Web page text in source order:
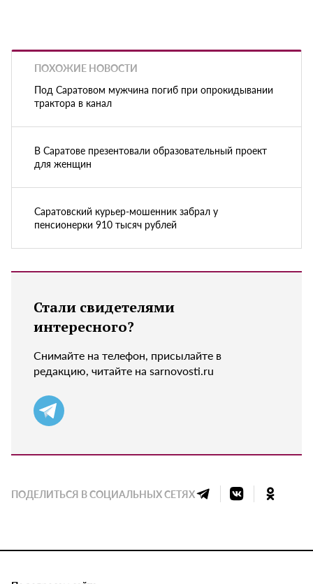
ПОХОЖИЕ НОВОСТИ
Под Саратовом мужчина погиб при опрокидывании
трактора в канал
В Саратове презентовали образовательный проект
для женщин
Саратовский курьер-мошенник забрал у
пенсионерки 910 тысяч рублей
Стали свидетелями
интересного?
Снимайте на телефон, присылайте в
редакцию, читайте на sarnovosti.ru
ПОДЕЛИТЬСЯ В СОЦИАЛЬНЫХ СЕТЯХ